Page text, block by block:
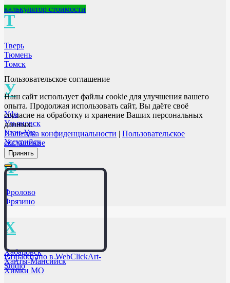
Т
Тверь
Тюмень
Томск
У
Уфа
Ульяновск
Улан-Удэ
Уссурийск
Ф
Фролово
Фрязино
Х
Хабаровск
Ханты-Мансийск
Химки МО
калькулятор стоимости
Пользовательское соглашение
Наш сайт использует файлы cookie для улучшения вашего
опыта. Продолжая использовать сайт, Вы даёте своё
согласие на обработку и хранение Ваших персональных
данных.
Политика конфиденциальности | Пользовательское
соглашение
Принять
Разработано в WebClickArt-
Studio